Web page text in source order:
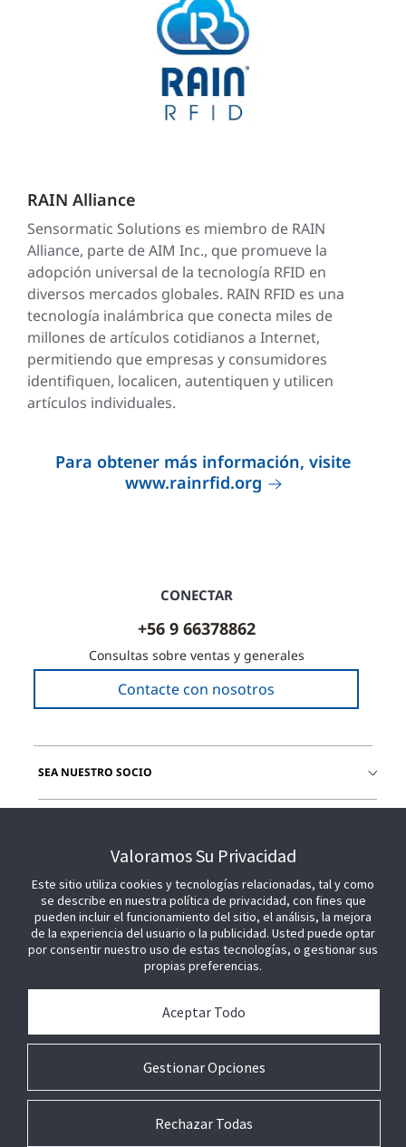
RAIN Alliance
Sensormatic Solutions es miembro de RAIN
Alliance, parte de AIM Inc., que promueve la
adopción universal de la tecnología RFID en
diversos mercados globales. RAIN RFID es una
tecnología inalámbrica que conecta miles de
millones de artículos cotidianos a Internet,
permitiendo que empresas y consumidores
identifiquen, localicen, autentiquen y utilicen
artículos individuales.
Para obtener más información, visite
www.rainrfid.org
CONECTAR
+56 9 66378862
Consultas sobre ventas y generales
Contacte con nosotros
SEA NUESTRO SOCIO
© 2026 Johnson Controls. Todos los derechos reservados.
Valoramos Su Privacidad
Este sitio utiliza cookies y tecnologías relacionadas, tal y como
se describe en nuestra política de privacidad, con fines que
pueden incluir el funcionamiento del sitio, el análisis, la mejora
de la experiencia del usuario o la publicidad. Usted puede optar
por consentir nuestro uso de estas tecnologías, o gestionar sus
propias preferencias.
Gestionar Opciones
Aceptar Todo
Rechazar Todas